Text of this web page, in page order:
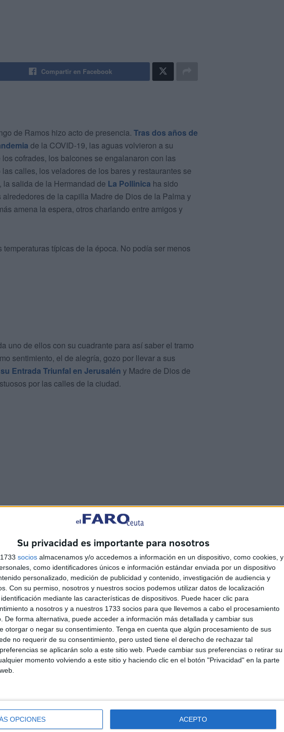
Su privacidad es importante para nosotros
socios almacenamos y/o accedemos a información en un dispositivo, como cookies, y
como identificadores únicos e información estándar enviada por un dispositivo
personalizado, medición de publicidad y contenido, investigación de audiencia y
Con su permiso, nosotros y nuestros socios podemos utilizar datos de localización
mediante las características de dispositivos. Puede hacer clic para
a nosotros y a nuestros 1733 socios para que llevemos a cabo el procesamiento
De forma alternativa, puede acceder a información más detallada y cambiar sus
otorgar o negar su consentimiento. Tenga en cuenta que algún procesamiento de sus
no requerir de su consentimiento, pero usted tiene el derecho de rechazar tal
se aplicarán solo a este sitio web. Puede cambiar sus preferencias o retirar su
momento volviendo a este sitio y haciendo clic en el botón "Privacidad" en la parte
OPCIONES ACEPTO
Compartir en Facebook
de Ramos hizo acto de presencia. Tras dos años de
de la COVID-19, las aguas volvieron a su
cofrades, los balcones se engalanaron con las
calles, los veladores de los bares y restaurantes se
la salida de la Hermandad de La Pollinica ha sido
de la capilla Madre de Dios de la Palma y
amena la espera, otros charlando entre amigos y
típicas de la época. No podía ser menos
uno de ellos con su cuadrante para así saber el tramo
sentimiento, el de alegría, gozo por llevar a sus
Entrada Triunfal en Jerusalén y Madre de Dios de
por las calles de la ciudad.
ha abierto sus puertas. Tras unas horas
estación de penitencia, las puertas del cielo se
puso en la calle acompañada de los aplausos de los
de Ceuta. La responsabilidad ha sido mayor, pero la
indiferente a nadie.
tramos salían, los capirotes blancos con cíngulo y
Los niños han sido protagonista porque, vestidos de
han ido de burdeo y blanco correspondían al
Sus caras de ilusión delataban lo bonito y especial